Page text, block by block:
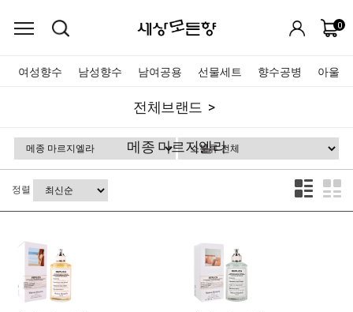
0
여성향수 남성향수 남여공용 선물세트 향수공병 아울렛
전체브랜드
메종 마르지엘라
정렬